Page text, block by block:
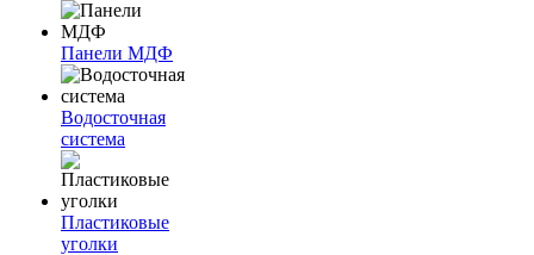
Панели МДФ
Водосточная
система
Пластиковые
уголки